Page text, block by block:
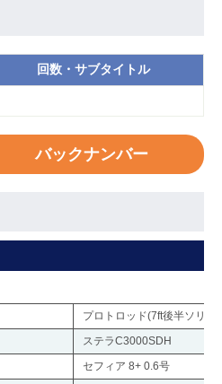
回数・サブタイトル
バックナンバー
プロトロッド(7ft後半ソリッ
ステラC3000SDH
セフィア 8+ 0.6号